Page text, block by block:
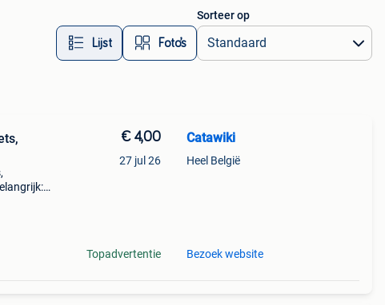
Lijst Foto’s
Sorteer op
€ 4,00
27 jul 26
Topadvertentie
Catawiki
Heel België
Bezoek website